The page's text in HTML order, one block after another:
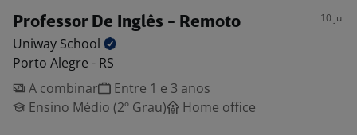
Professor De Inglês - Remoto 10 jul
Uniway School
Porto Alegre - RS
A combinar
Entre 1 e 3 anos
Ensino Médio (2º Grau)
Home office